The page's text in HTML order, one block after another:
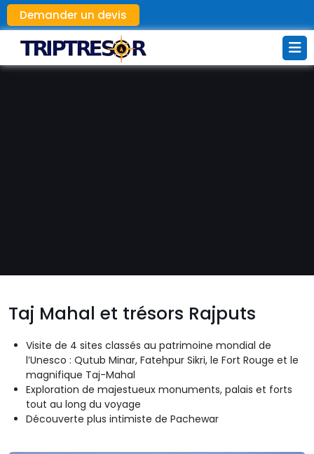
Demander un devis
Taj Mahal et trésors Rajputs
Visite de 4 sites classés au patrimoine mondial de
l’Unesco : Qutub Minar, Fatehpur Sikri, le Fort Rouge et le
magnifique Taj-Mahal
Exploration de majestueux monuments, palais et forts
tout au long du voyage
Découverte plus intimiste de Pachewar